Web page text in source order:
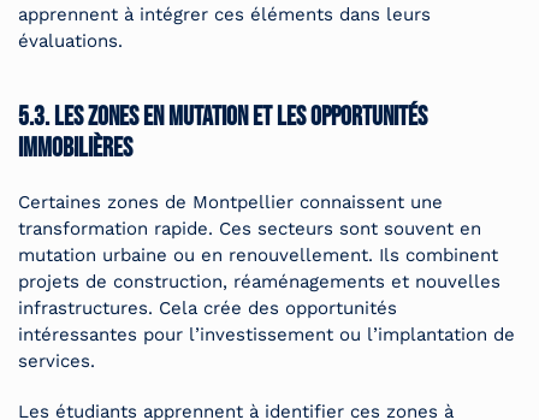
apprennent à intégrer ces éléments dans leurs
évaluations.
5.3. Les zones en mutation et les opportunités
immobilières
Certaines zones de Montpellier connaissent une
transformation rapide. Ces secteurs sont souvent en
mutation urbaine ou en renouvellement. Ils combinent
projets de construction, réaménagements et nouvelles
infrastructures. Cela crée des opportunités
intéressantes pour l’investissement ou l’implantation de
services.
Les étudiants apprennent à identifier ces zones à